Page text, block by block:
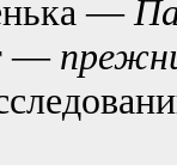
—
—